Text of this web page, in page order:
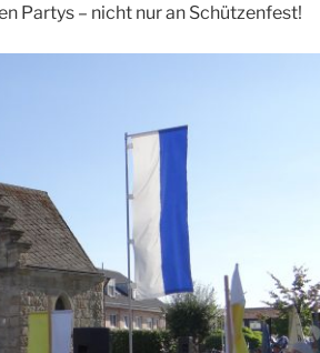
Partys – nicht nur an Schützenfest!